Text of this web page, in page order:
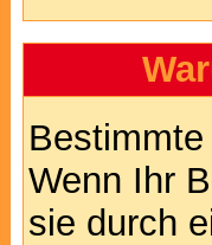
Wenn Ihr
sie durch